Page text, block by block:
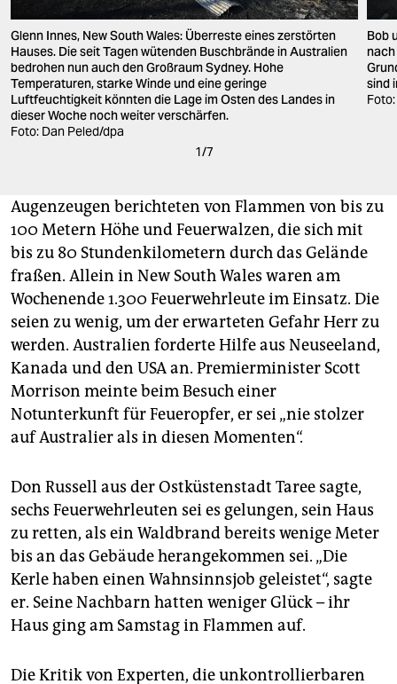
Glenn Innes, New South Wales: Überreste eines zerstörten
Hauses. Die seit Tagen wütenden Buschbrände in Australien
bedrohen nun auch den Großraum Sydney. Hohe
Temperaturen, starke Winde und eine geringe
Luftfeuchtigkeit könnten die Lage im Osten des Landes in
dieser Woche noch weiter verschärfen.
Foto: Dan Peled/dpa
Bob
sind
1/7
Augenzeugen berichteten von Flammen von bis zu
100 Metern Höhe und Feuerwalzen, die sich mit
bis zu 80 Stundenkilometern durch das Gelände
fraßen. Allein in New South Wales waren am
Wochenende 1.300 Feuerwehrleute im Einsatz. Die
seien zu wenig, um der erwarteten Gefahr Herr zu
werden. Australien forderte Hilfe aus Neuseeland,
Kanada und den USA an. Premierminister Scott
Morrison meinte beim Besuch einer
Notunterkunft für Feueropfer, er sei „nie stolzer
auf Australier als in diesen Momenten“.
Don Russell aus der Ostküstenstadt Taree sagte,
sechs Feuerwehrleuten sei es gelungen, sein Haus
zu retten, als ein Waldbrand bereits wenige Meter
bis an das Gebäude herangekommen sei. „Die
Kerle haben einen Wahnsinnsjob geleistet“, sagte
er. Seine Nachbarn hatten weniger Glück – ihr
Haus ging am Samstag in Flammen auf.
Die Kritik von Experten, die unkontrollierbaren